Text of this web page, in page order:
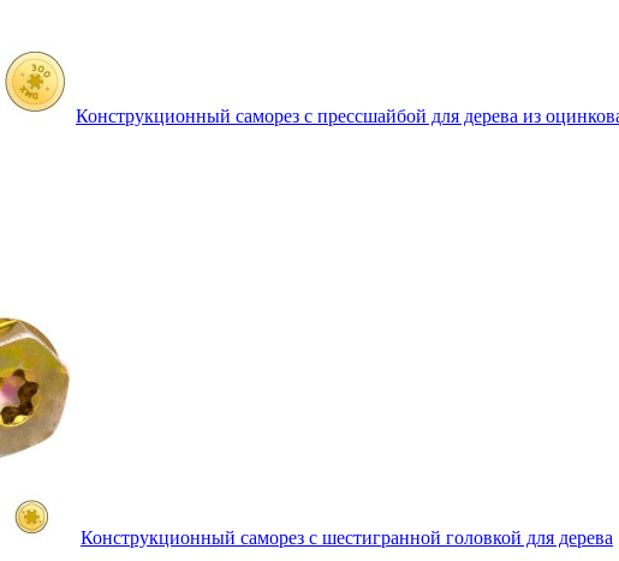
Конструкционный саморез с прессшайбой для дерева из
Конструкционный саморез с шестигранной головкой для дерева